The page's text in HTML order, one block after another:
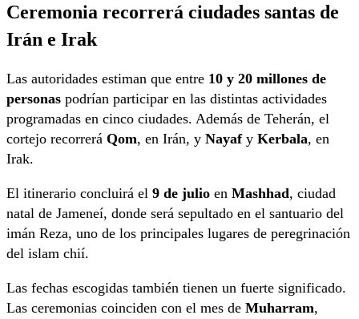
Ceremonia recorrerá ciudades santas de
Irán e Irak
Las autoridades estiman que entre 10 y 20 millones de
personas podrían participar en las distintas actividades
programadas en cinco ciudades. Además de Teherán, el
cortejo recorrerá Qom, en Irán, y Nayafy Kerbala, en
Irak.
El itinerario concluirá el 9 de julio en Mashhad, ciudad
natal de Jameneí, donde será sepultado en el santuario del
imán Reza, uno de los principales lugares de peregrinación
del islam chií.
Las fechas escogidas también tienen un fuerte significado.
Las ceremonias coinciden con el mes de Muharram,